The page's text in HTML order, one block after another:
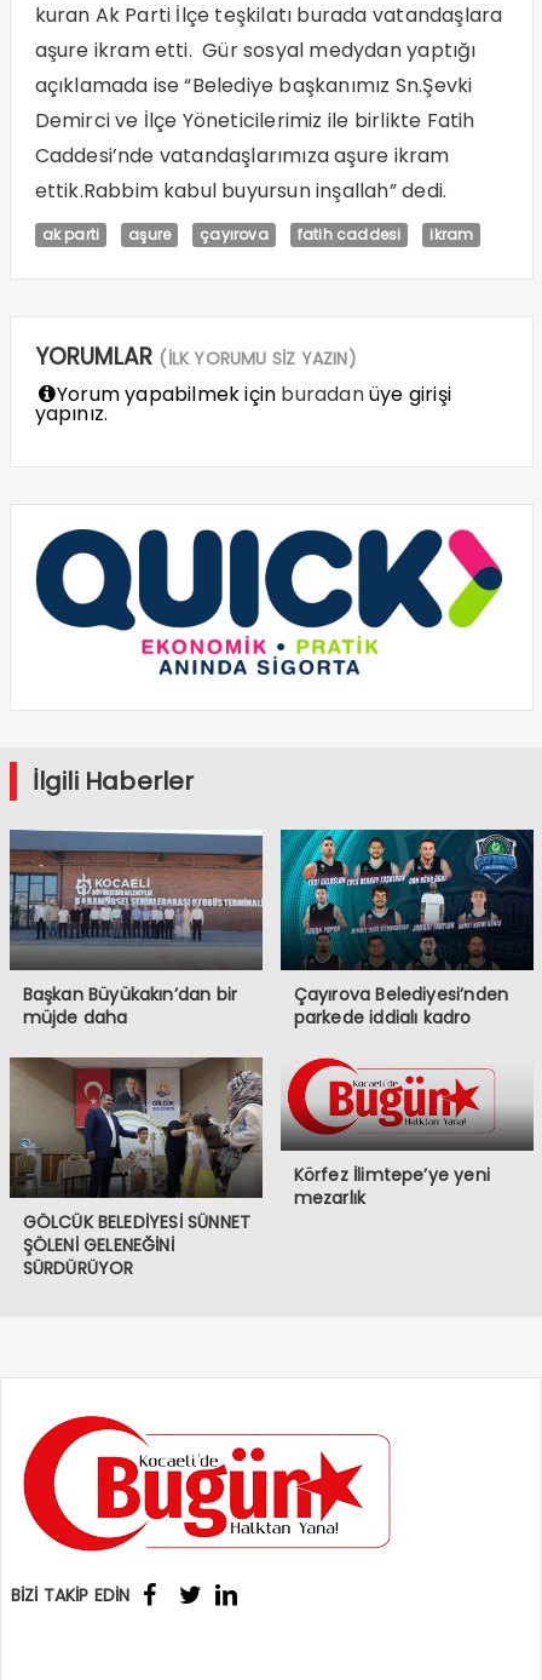
kuran Ak Parti İlçe teşkilatı burada vatandaşlara
aşure ikram etti. Gür sosyal medydan yaptığı
açıklamada ise “Belediye başkanımız Sn.Şevki
Demirci ve İlçe Yöneticilerimiz ile birlikte Fatih
Caddesi’nde vatandaşlarımıza aşure ikram
ettik.Rabbim kabul buyursun inşallah” dedi.
ak parti aşure çayırova fatih caddesi ikram
YORUMLAR (İLK YORUMU SİZ YAZIN)
Yorum yapabilmek için buradanüye girişi
yapınız.
İlgili Haberler
Başkan Büyükakın’dan bir
müjde daha
Çayırova Belediyesi’nden
parkede iddialı kadro
GÖLCÜK BELEDİYESİ SÜNNET
ŞÖLENİ GELENEĞİNİ
SÜRDÜRÜYOR
Körfez İlimtepe’ye yeni
mezarlık
BİZİ TAKİP EDİN